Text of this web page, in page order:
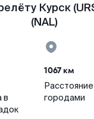
Курск
(NAL)
в
1067 км
городами